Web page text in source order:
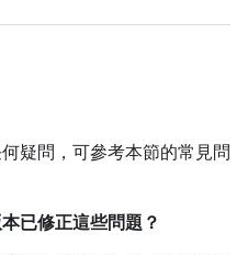
疑問，可參考本節的常見問
已修正這些問題？